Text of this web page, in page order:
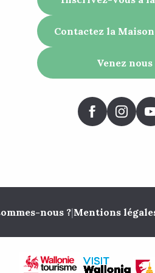
Contactez la
Venez
nous ?|Mentions